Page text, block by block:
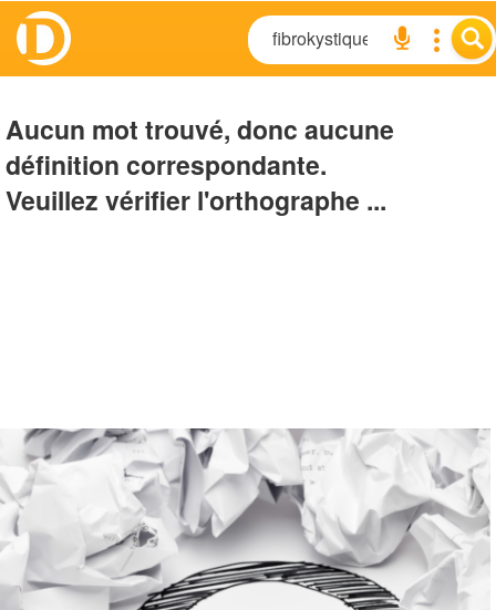
Aucun mot trouvé, donc aucune
définition correspondante.
Veuillez vérifier l'orthographe ...